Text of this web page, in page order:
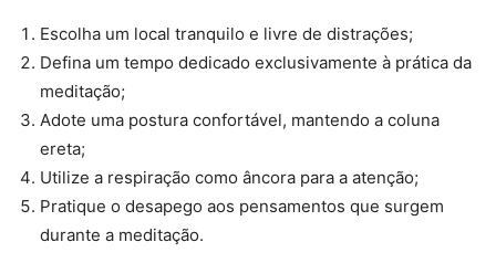
Escolha um local tranquilo e livre de distrações;
Defina um tempo dedicado exclusivamente à prática da
meditação;
Adote uma postura confortável, mantendo a coluna
ereta;
Utilize a respiração como âncora para a atenção;
Pratique o desapego aos pensamentos que surgem
durante a meditação.